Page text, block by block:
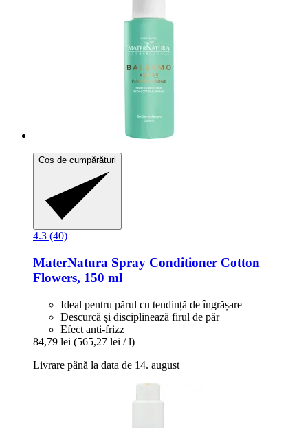
Coș de cumpărături
4.3 (40)
MaterNatura Spray Conditioner Cotton
Flowers, 150 ml
Ideal pentru părul cu tendință de îngrășare
Descurcă și disciplinează firul de păr
Efect anti-frizz
84,79 lei (565,27 lei / l)
Livrare până la data de 14. august